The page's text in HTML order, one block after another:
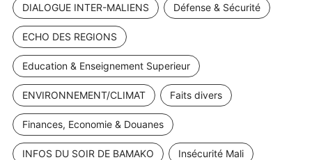
DIALOGUE INTER-MALIENS Défense & Sécurité
ECHO DES REGIONS
Education & Enseignement Superieur
ENVIRONNEMENT/CLIMAT Faits divers
Finances, Economie & Douanes
INFOS DU SOIR DE BAMAKO Insécurité Mali